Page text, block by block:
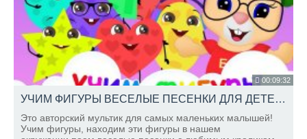
00:09:32
УЧИМ ФИГУРЫ ВЕСЕЛЫЕ ПЕСЕНКИ ДЛЯ ДЕТЕЙ Развивающие мультики ШКОЛА КРОЛИКА БОБО
Это авторский мультик для самых маленьких малышей!
Учим фигуры, находим эти фигуры в нашем